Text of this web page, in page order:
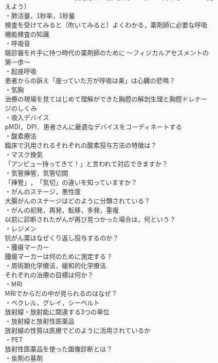
えよう）
・肺活量，1秒率，1秒量
検査を受けてみると（吹いてみると）よくわかる，薬剤師に必要な呼吸
機能検査の知識
・呼吸音
聴診器を片手に持つ時代の薬剤師のために ～フィジカルアセスメントの
第一歩～
・起座呼吸
患者からの訴え「座っていた方が呼吸は楽」は心臓の悲鳴？
・気胸
治療の現場を見てはじめて理解ができた胸腔の解剖生理と胸腔ドレナー
ジのしくみ
・吸入デバイス
pMDI，DPI．患者さんに最適なデバイスをコーディネートする
・酸素療法
臨床で汎用されるそれぞれの酸素投与方法の特徴は？
・マスク換気
「アンビュー持ってきて！」と言われて対応できますか？
・気管挿管，気管切開
「挿管」，「気切」の違いを知っていますか？
・がんのステージ，悪性度
大腸がんのステージはどのように分類されている？
・がんの初発，再発，転移，多発，重複
以前に診断されたがんが再び見つかった場合は，何という？
・レジメン
抗がん薬はなぜくり返し投与するのか？
・腫瘍マーカー
腫瘍マーカーは何のために測定する？
・周術期化学療法，緩和的化学療法
それぞれの治療の目標は何か？
・MRI
MRIでからだの中が見られるのはなぜ？
・ベクレル，グレイ，シーベルト
放射線・放射能に関連する3つの単位
・放射線と放射性医薬品
放射線の性質は医療でどのように活用されているか
・PET
放射性医薬品を使った画像診断とは？
・坐剤の基剤